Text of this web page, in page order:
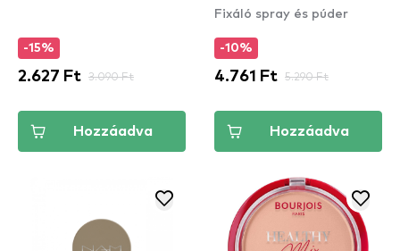
-15%
2.627 Ft 3.090 Ft
Hozzáadva
Beige
Fixáló spray és púder
-10%
4.761 Ft 5.290 Ft
Hozzáadva